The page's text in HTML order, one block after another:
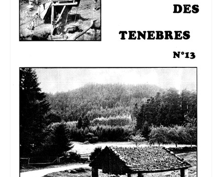
Partenaires
Partenaires privilégiés
Pratiquer la spéléo en Ariège
Préparer sa sortie Spéléo
Charte déontologique du spéléologue
Charte déontologique du Canyon
Les professionnels du 09
Les Clubs